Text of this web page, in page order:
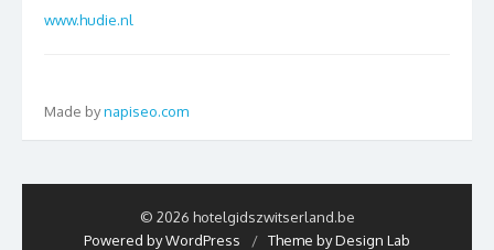
www.hudie.nl
Made bynapiseo.com
© 2026 hotelgidszwitserland.be
Powered by WordPress
/ Theme by Design Lab